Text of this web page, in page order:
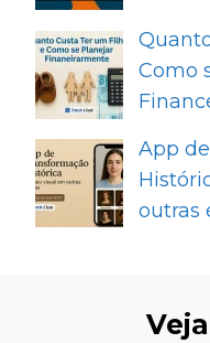
Como
App
outras